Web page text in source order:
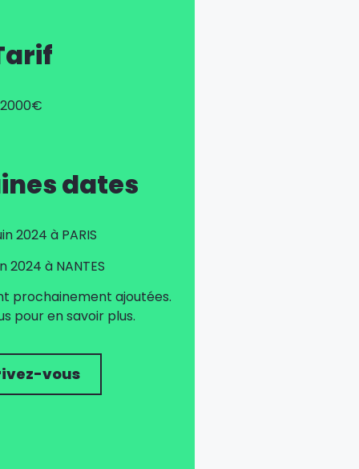
2000€
dates
2024 à PARIS
2024 à NANTES
prochainement ajoutées.
pour en savoir plus.
vous